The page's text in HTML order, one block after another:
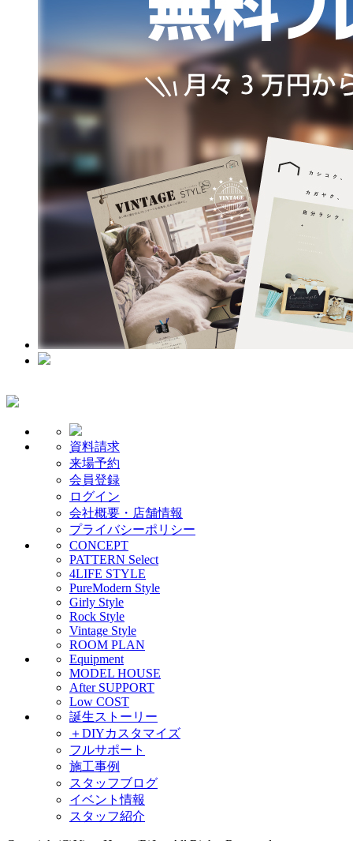
資料請求
来場予約
会員登録
ログイン
会社概要・店舗情報
プライバシーポリシー
CONCEPT
PATTERN Select
4LIFE STYLE
PureModern Style
Girly Style
Rock Style
Vintage Style
ROOM PLAN
Equipment
MODEL HOUSE
After SUPPORT
Low COST
誕生ストーリー
＋DIYカスタマイズ
フルサポート
施工事例
スタッフブログ
イベント情報
スタッフ紹介